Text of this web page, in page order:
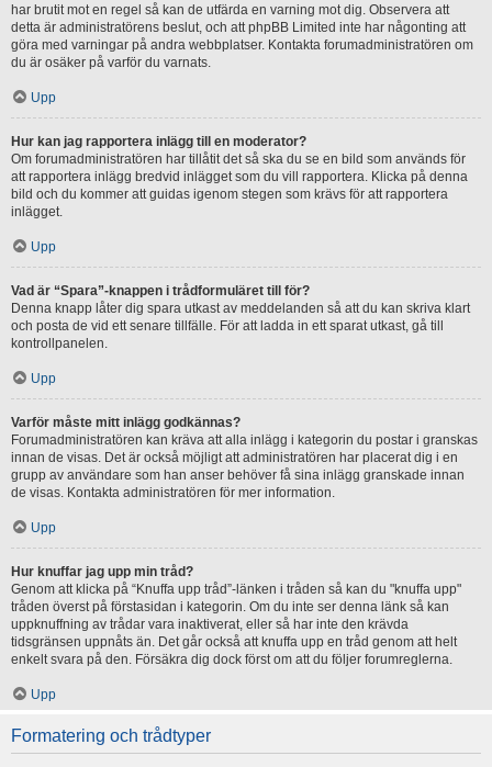
har brutit mot en regel så kan de utfärda en varning mot dig. Observera att
detta är administratörens beslut, och att phpBB Limited inte har någonting att
göra med varningar på andra webbplatser. Kontakta forumadministratören om
du är osäker på varför du varnats.
Upp
Hur kan jag rapportera inlägg till en moderator?
Om forumadministratören har tillåtit det så ska du se en bild som används för
att rapportera inlägg bredvid inlägget som du vill rapportera. Klicka på denna
bild och du kommer att guidas igenom stegen som krävs för att rapportera
inlägget.
Upp
Vad är “Spara”-knappen i trådformuläret till för?
Denna knapp låter dig spara utkast av meddelanden så att du kan skriva klart
och posta de vid ett senare tillfälle. För att ladda in ett sparat utkast, gå till
kontrollpanelen.
Upp
Varför måste mitt inlägg godkännas?
Forumadministratören kan kräva att alla inlägg i kategorin du postar i granskas
innan de visas. Det är också möjligt att administratören har placerat dig i en
grupp av användare som han anser behöver få sina inlägg granskade innan
de visas. Kontakta administratören för mer information.
Upp
Hur knuffar jag upp min tråd?
Genom att klicka på “Knuffa upp tråd”-länken i tråden så kan du "knuffa upp"
tråden överst på förstasidan i kategorin. Om du inte ser denna länk så kan
uppknuffning av trådar vara inaktiverat, eller så har inte den krävda
tidsgränsen uppnåts än. Det går också att knuffa upp en tråd genom att helt
enkelt svara på den. Försäkra dig dock först om att du följer forumreglerna.
Upp
Formatering och trådtyper